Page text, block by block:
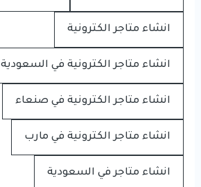
انشاء متاجر الكترونية
انشاء متاجر الكترونية في السعودية
انشاء متاجر الكترونية في صنعاء
انشاء متاجر الكترونية في مارب
انشاء متاجر في السعودية